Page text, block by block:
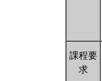
課程要
求